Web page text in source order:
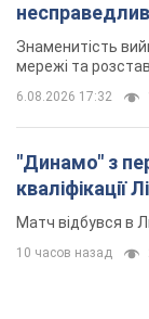
Знаменитість
мережі та
6.08.2026 17:32
"Динамо" з
кваліфікації
Матч відбувся в
10 часов назад